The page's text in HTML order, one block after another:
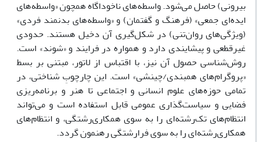
بیرونی) حاصل می‌شود. واسطه‌های ناخوداگاه همچون «واسطه‌های
ایده‌ای جمعی» (فرهنگ و گفتمان) و «واسطه‌های بدنمند فردی»
(ویژگی‌های روان‌تنی) در شکل‌گیری آن دخیل‌ هستند. حدودی
غیرقطعی و پیشایندی دارد و همواره در فرایند و «شوند» است.
روش‌شناسی حصول آن نیز، با اقتباس از لاتور، مبتنی بر بسط
«پروگرام‌های همبندی/چینشی» است. این چارچوبِ شناختی، در
تمامی حوزه‌های علوم انسانی و اجتماعی تا هنر و برنامه‌ریزی
فضایی و سیاست‌گذاری عمومی قابل استفاده است و می‌تواند
انتظام‌های تک‌رشته‌ای را به سوی همکاری‌رشتگی، و انتظام‌های
همکاری‌رشته‌ای را به سوی فرارشتگی رهنمون گردد.